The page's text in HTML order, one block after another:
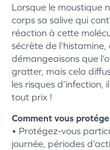
Lorsque le moustique
corps sa salive qui
réaction à cette
sécrète de
démangeaisons que
gratter, mais cela
les risques
tout prix !
Comment vous
• Protégez-vous
journée, périodes